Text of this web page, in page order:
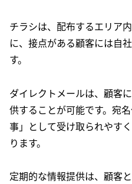
チラシは、配布するエリア
に、接点がある顧客には自
す。
ダイレクトメールは、顧客
供することが可能です。宛
事」として受け取られやす
ります。
定期的な情報提供は、顧客